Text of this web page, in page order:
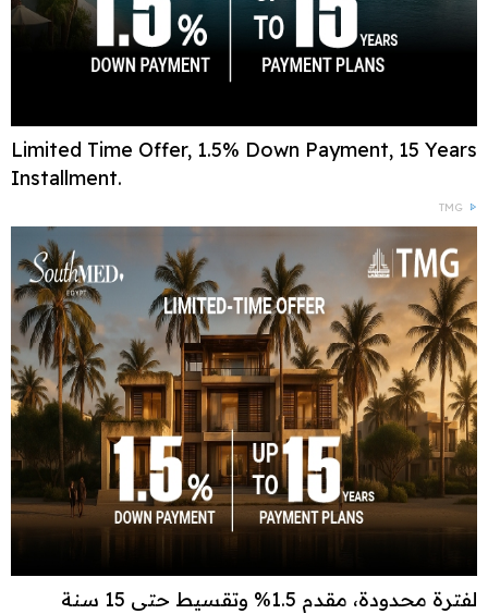
Limited Time Offer, 1.5% Down Payment, 15 Years
Installment.
TMG
لفترة محدودة، مقدم 1.5% وتقسيط حتى 15 سنة